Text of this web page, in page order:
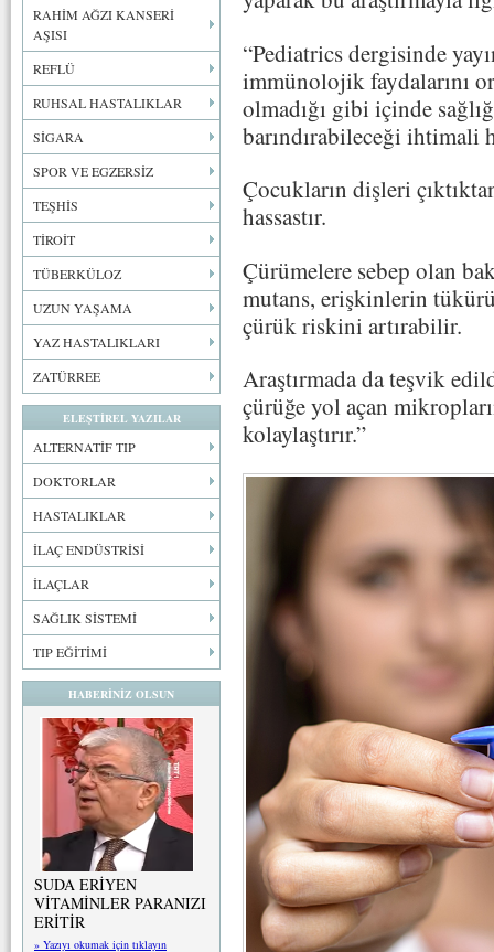
RAHİM AĞZI KANSERİ
AŞISI
REFLÜ
RUHSAL HASTALIKLAR
SİGARA
SPOR VE EGZERSİZ
TEŞHİS
TİROİT
TÜBERKÜLOZ
UZUN YAŞAMA
YAZ HASTALIKLARI
ZATÜRREE
ELEŞTİREL YAZILAR
ALTERNATİF TIP
DOKTORLAR
HASTALIKLAR
İLAÇ ENDÜSTRİSİ
İLAÇLAR
SAĞLIK SİSTEMİ
TIP EĞİTİMİ
HABERİNİZ OLSUN
SUDA ERİYEN
VİTAMİNLER PARANIZI
ERİTİR
» Yazıyı okumak için tıklayın
“Pediatrics dergisinde
immünolojik faydalarını
olmadığı gibi içinde
barındırabileceği ihtimali
Çocukların dişleri
hassastır.
Çürümelere sebep olan
mutans, erişkinlerin
çürük riskini artırabilir.
Araştırmada da teşvik
çürüğe yol açan
kolaylaştırır.”